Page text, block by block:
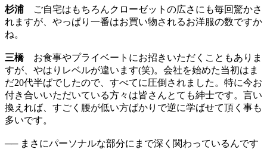
杉浦 ご自宅はもちろんクローゼットの広さにも毎回驚かさ
れますが、やっぱり一番はお買い物されるお洋服の数ですか
ね。
三橋お食事やプライベートにお招きいただくこともありま
すが、やはりレベルが違います(笑)。会社を始めた当初はま
だ20代半ばでしたので、すべてに圧倒されました。特に今お
付き合いいただいている方々は皆さんとても紳士です。言い
換えれば、すごく腰が低い方ばかりで逆に学ばせて頂く事も
多いです。
── まさにパーソナルな部分にまで深く関わっているんです